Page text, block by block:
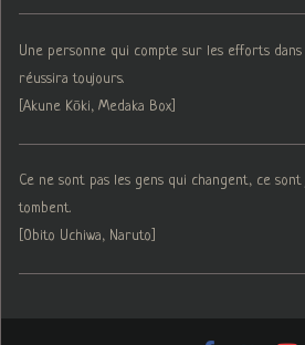
Une personne qui compte sur les efforts
réussira toujours.
[Akune Kōki, Medaka Box]
Ce ne sont pas les gens qui changent, ce sont
tombent.
[Obito Uchiwa, Naruto]